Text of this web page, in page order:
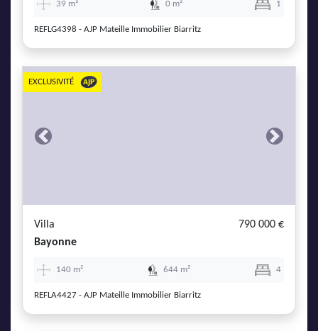
39 m² 0 m² 1
REFLG4398 - AJP Mateille Immobilier Biarritz
Previous Next
EXCLUSIVITÉ
Villa
790 000 €
Bayonne
140 m² 644 m² 4
REFLA4427 - AJP Mateille Immobilier Biarritz